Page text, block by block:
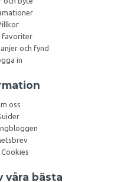
favoriter
och fynd
in
oss
våra bästa